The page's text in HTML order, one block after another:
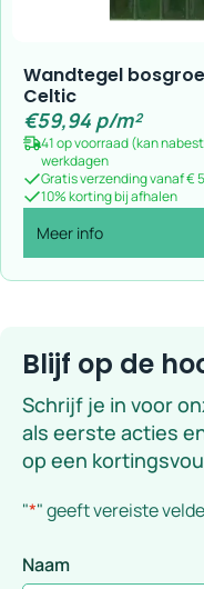
Wandtegel
Celtic
€59,94 p/m²
41 op voorraad (kan
werkdagen
Gratis verzending vanaf €
10% korting bij afhalen
Meer info
Blijf op de
Schrijf je in voor
als eerste acties
op een
"*" geeft vereiste
Naam